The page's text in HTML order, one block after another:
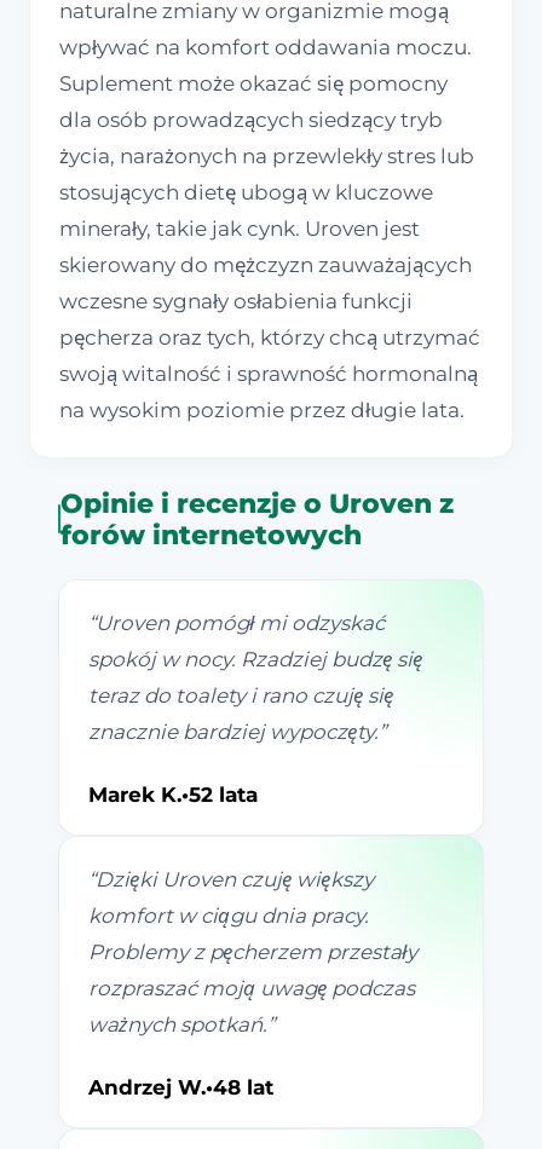
naturalne zmiany w organizmie mogą
wpływać na komfort oddawania moczu.
Suplement może okazać się pomocny
dla osób prowadzących siedzący tryb
życia, narażonych na przewlekły stres lub
stosujących dietę ubogą w kluczowe
minerały, takie jak cynk. Uroven jest
skierowany do mężczyzn zauważających
wczesne sygnały osłabienia funkcji
pęcherza oraz tych, którzy chcą utrzymać
swoją witalność i sprawność hormonalną
na wysokim poziomie przez długie lata.
Opinie i recenzje o Uroven z
forów internetowych
“Uroven pomógł mi odzyskać
spokój w nocy. Rzadziej budzę się
teraz do toalety i rano czuję się
znacznie bardziej wypoczęty. ”
Marek K.•52 lata
“Dzięki Uroven czuję większy
komfort w ciągu dnia pracy.
Problemy z pęcherzem przestały
rozpraszać moją uwagę podczas
ważnych spotkań. ”
Andrzej W.•48 lat